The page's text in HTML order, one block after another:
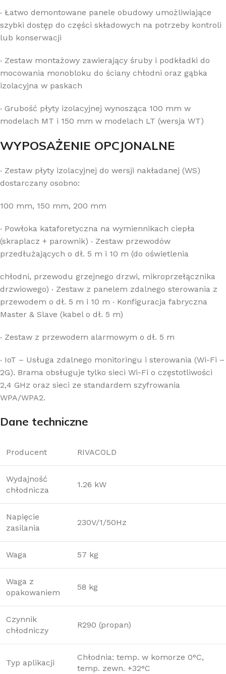
‧ Łatwo demontowane panele obudowy umożliwiające
szybki dostęp do części składowych na potrzeby kontroli
lub konserwacji
‧ Zestaw montażowy zawierający śruby i podkładki do
mocowania monobloku do ściany chłodni oraz gąbka
izolacyjna w paskach
‧ Grubość płyty izolacyjnej wynosząca 100 mm w
modelach MT i 150 mm w modelach LT (wersja WT)
WYPOSAŻENIE OPCJONALNE
‧ Zestaw płyty izolacyjnej do wersji nakładanej (WS)
dostarczany osobno:
100 mm, 150 mm, 200 mm
‧ Powłoka kataforetyczna na wymiennikach ciepła
(skraplacz + parownik) ‧ Zestaw przewodów
przedłużających o dł. 5 m i 10 m (do oświetlenia
chłodni, przewodu grzejnego drzwi, mikroprzełącznika
drzwiowego) ‧ Zestaw z panelem zdalnego sterowania z
przewodem o dł. 5 m i 10 m ‧ Konfiguracja fabryczna
Master & Slave (kabel o dł. 5 m)
‧ Zestaw z przewodem alarmowym o dł. 5 m
‧ IoT – Usługa zdalnego monitoringu i sterowania (Wi-Fi –
2G). Brama obsługuje tylko sieci Wi-Fi o częstotliwości
2,4 GHz oraz sieci ze standardem szyfrowania
WPA/WPA2.
Dane techniczne
Producent RIVACOLD
Wydajność
chłodnicza
1.26 kW
Napięcie
zasilania
230V/1/50Hz
Waga 57 kg
Waga z
opakowaniem
58 kg
Czynnik
chłodniczy
R290 (propan)
Typ aplikacji
Chłodnia: temp. w komorze 0°C,
temp. zewn. +32°C